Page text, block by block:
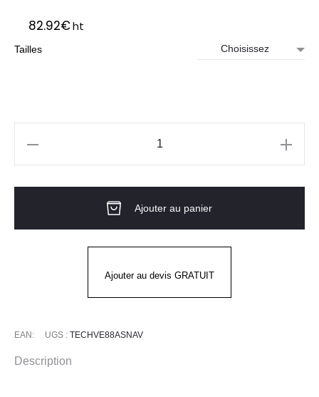
82.92€ht
Tailles
sans
Ajouter au panier
Ajouter au devis GRATUIT
EAN: UGS : TECHVE88ASNAV
Description